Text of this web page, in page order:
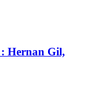
Hernan Gil,